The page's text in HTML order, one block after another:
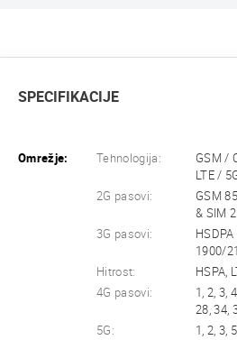
SPECIFIKACIJE
Omrežje: Tehnologija:
GSM /
LTE /
2G pasovi:
GSM
& SIM 2
3G pasovi:
1900/
Hitrost:
HSPA,
4G pasovi:
1, 2, 3,
28, 34,
5G:
1, 2, 3,